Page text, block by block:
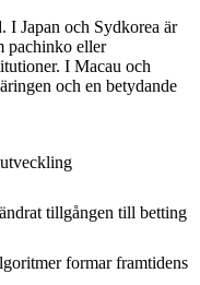
I Japan och Sydkorea är
pachinko eller
I Macau och
och en betydande
tillgången till betting
formar framtidens